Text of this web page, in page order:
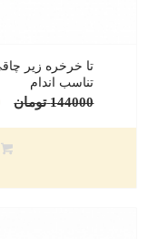
تا خرخره زیر
تناسب اندام
144000 تومان